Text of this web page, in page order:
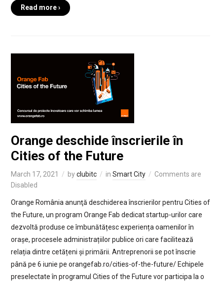
Read more ›
Orange deschide înscrierile în
Cities of the Future
March 17, 2021 byclubitc in Smart City
Comments are
Disabled
Orange România anunţă deschiderea înscrierilor pentru Cities of
the Future, un program Orange Fab dedicat startup-urilor care
dezvoltă produse ce îmbunătățesc experiența oamenilor în
orașe, procesele administrațiilor publice ori care facilitează
relația dintre cetățeni și primării. Antreprenorii se pot înscrie
până pe 6 iunie pe orangefab.ro/cities-of-the-future/ Echipele
preselectate în programul Cities of the Future vor participa la o